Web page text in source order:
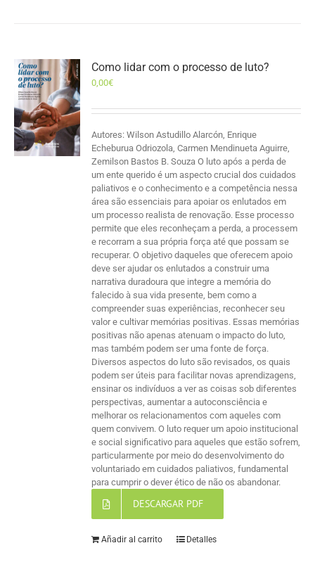
Como lidar com o processo de luto?
0,00€
Autores: Wilson Astudillo Alarcón, Enrique
Echeburua Odriozola, Carmen Mendinueta Aguirre,
Zemilson Bastos B. Souza O luto após a perda de
um ente querido é um aspecto crucial dos cuidados
paliativos e o conhecimento e a competência nessa
área são essenciais para apoiar os enlutados em
um processo realista de renovação. Esse processo
permite que eles reconheçam a perda, a processem
e recorram a sua própria força até que possam se
recuperar. O objetivo daqueles que oferecem apoio
deve ser ajudar os enlutados a construir uma
narrativa duradoura que integre a memória do
falecido à sua vida presente, bem como a
compreender suas experiências, reconhecer seu
valor e cultivar memórias positivas. Essas memórias
positivas não apenas atenuam o impacto do luto,
mas também podem ser uma fonte de força.
Diversos aspectos do luto são revisados, os quais
podem ser úteis para facilitar novas aprendizagens,
ensinar os indivíduos a ver as coisas sob diferentes
perspectivas, aumentar a autoconsciência e
melhorar os relacionamentos com aqueles com
quem convivem. O luto requer um apoio institucional
e social significativo para aqueles que estão sofrem,
particularmente por meio do desenvolvimento do
voluntariado em cuidados paliativos, fundamental
para cumprir o dever ético de não os abandonar.
DESCARGAR PDF
Añadir al carrito Detalles